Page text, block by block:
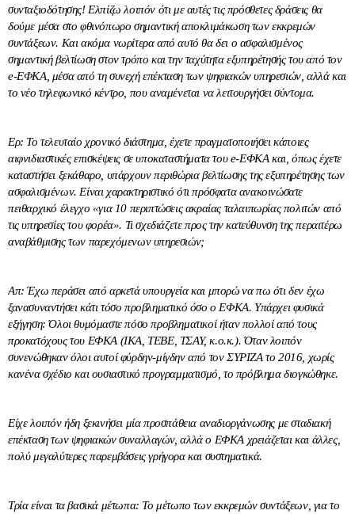
συνταξιοδότησης! Ελπίζω λοιπόν ότι με αυτές τις πρόσθετες δράσεις θα
δούμε μέσα στο φθινόπωρο σημαντική αποκλιμάκωση των εκκρεμών
συντάξεων. Και ακόμα νωρίτερα από αυτό θα δει ο ασφαλισμένος
σημαντική βελτίωση στον τρόπο και την ταχύτητα εξυπηρέτησής του από τον
e-ΕΦΚΑ, μέσα από τη συνεχή επέκταση των ψηφιακών υπηρεσιών, αλλά και
το νέο τηλεφωνικό κέντρο, που αναμένεται να λειτουργήσει σύντομα.
Ερ: Το τελευταίο χρονικό διάστημα, έχετε πραγματοποιήσει κάποιες
αιφνιδιαστικές επισκέψεις σε υποκαταστήματα του e-ΕΦΚΑ και, όπως έχετε
καταστήσει ξεκάθαρο, υπάρχουν περιθώρια βελτίωσης της εξυπηρέτησης των
ασφαλισμένων. Είναι χαρακτηριστικό ότι πρόσφατα ανακοινώσατε
πειθαρχικό έλεγχο «για 10 περιπτώσεις ακραίας ταλαιπωρίας πολιτών από
τις υπηρεσίες του φορέα». Τι σχεδιάζετε προς την κατεύθυνση της περαιτέρω
αναβάθμισης των παρεχόμενων υπηρεσιών;
Απ: Έχω περάσει από αρκετά υπουργεία και μπορώ να πω ότι δεν έχω
ξανασυναντήσει κάτι τόσο προβληματικό όσο ο ΕΦΚΑ. Υπάρχει φυσικά
εξήγηση: Όλοι θυμόμαστε πόσο προβληματικοί ήταν πολλοί από τους
προκατόχους του ΕΦΚΑ (ΙΚΑ, ΤΕΒΕ, ΤΣΑΥ, κ.ο.κ.). Όταν λοιπόν
συνενώθηκαν όλοι αυτοί φύρδην-μίγδην από τον ΣΥΡΙΖΑ το 2016, χωρίς
κανένα σχέδιο και ουσιαστικό προγραμματισμό, το πρόβλημα διογκώθηκε.
Είχε λοιπόν ήδη ξεκινήσει μία προσπάθεια αναδιοργάνωσης με σταδιακή
επέκταση των ψηφιακών συναλλαγών, αλλά ο ΕΦΚΑ χρειάζεται και άλλες,
πολύ μεγαλύτερες παρεμβάσεις γρήγορα και συστηματικά.
Τρία είναι τα βασικά μέτωπα: Το μέτωπο των εκκρεμών συντάξεων, για το